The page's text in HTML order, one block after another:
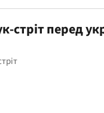
стріт перед